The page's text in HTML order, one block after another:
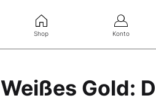
Shop Konto
Weißes Gold: